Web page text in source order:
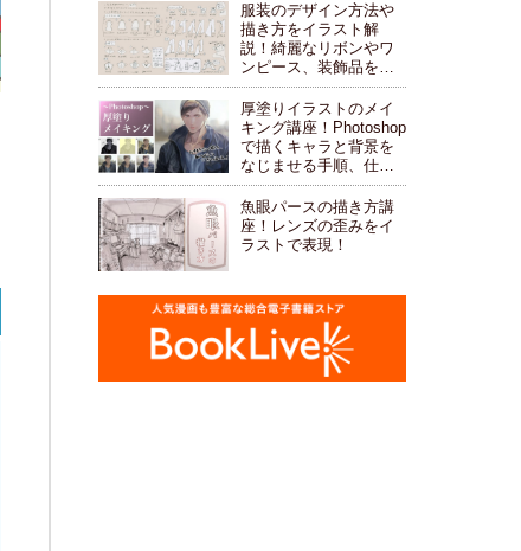
服装のデザイン方法や
描き方をイラスト解
説！綺麗なリボンやワ
ンピース、装飾品を描
こう！
厚塗りイラストのメイ
キング講座！Photoshop
で描くキャラと背景を
なじませる手順、仕上
げや加工方法もご紹介
します。
魚眼パースの描き方講
座！レンズの歪みをイ
ラストで表現！